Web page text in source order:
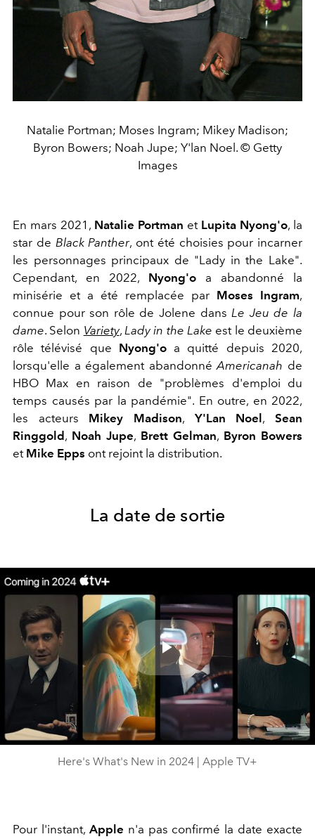
Natalie Portman; Moses Ingram; Mikey Madison;
Byron Bowers; Noah Jupe; Y'lan Noel. © Getty
Images
En mars 2021, Natalie Portman et Lupita Nyong'o, la
star de Black Panther, ont été choisies pour incarner
les personnages principaux de "Lady in the Lake".
Cependant, en 2022, Nyong'o a abandonné la
minisérie et a été remplacée par Moses Ingram,
connue pour son rôle de Jolene dans Le Jeu de la
dame. Selon Variety, Lady in the Lake est le deuxième
rôle télévisé que Nyong'oa quitté depuis 2020,
lorsqu'elle a également abandonnéAmericanah de
HBO Max en raison de "problèmes d'emploi du
temps causés par la pandémie". En outre, en 2022,
les acteurs Mikey Madison, Y'Lan Noel,Sean
Ringgold, Noah Jupe, Brett Gelman, Byron Bowers
et Mike Epps ont rejoint la distribution.
La date de sortie
Play
Video
Here's What's New in 2024 | Apple TV+
Pour l'instant, Apple n'a pas confirmé la date exacte